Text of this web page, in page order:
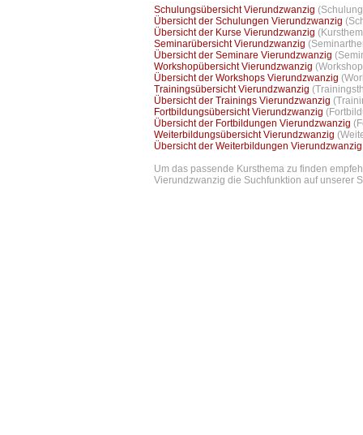
Schulungsübersicht Vierundzwanzig
Übersicht der Schulungen Vierundzwanzig
Übersicht der Kurse Vierundzwanzig
Seminarübersicht Vierundzwanzig
Übersicht der Seminare Vierundzwanzig
Workshopübersicht Vierundzwanzig
Übersicht der Workshops Vierundzwanzig
Trainingsübersicht Vierundzwanzig
Übersicht der Trainings Vierundzwanzig
Fortbildungsübersicht Vierundzwanzig
Übersicht der Fortbildungen Vierundzwanzig
Weiterbildungsübersicht Vierundzwanzig
Übersicht der Weiterbildungen
Um das passende Kursthema zu finden
Vierundzwanzig die Suchfunktion auf unserer